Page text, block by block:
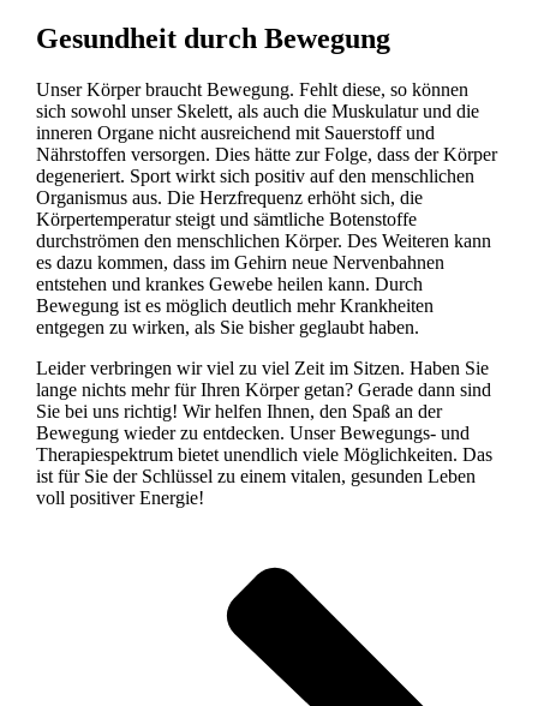
Gesundheit durch Bewegung
Unser Körper braucht Bewegung. Fehlt diese, so können
sich sowohl unser Skelett, als auch die Muskulatur und die
inneren Organe nicht ausreichend mit Sauerstoff und
Nährstoffen versorgen. Dies hätte zur Folge, dass der Körper
degeneriert. Sport wirkt sich positiv auf den menschlichen
Organismus aus. Die Herzfrequenz erhöht sich, die
Körpertemperatur steigt und sämtliche Botenstoffe
durchströmen den menschlichen Körper. Des Weiteren kann
es dazu kommen, dass im Gehirn neue Nervenbahnen
entstehen und krankes Gewebe heilen kann. Durch
Bewegung ist es möglich deutlich mehr Krankheiten
entgegen zu wirken, als Sie bisher geglaubt haben.
Leider verbringen wir viel zu viel Zeit im Sitzen. Haben Sie
lange nichts mehr für Ihren Körper getan? Gerade dann sind
Sie bei uns richtig! Wir helfen Ihnen, den Spaß an der
Bewegung wieder zu entdecken. Unser Bewegungs- und
Therapiespektrum bietet unendlich viele Möglichkeiten. Das
ist für Sie der Schlüssel zu einem vitalen, gesunden Leben
voll positiver Energie!